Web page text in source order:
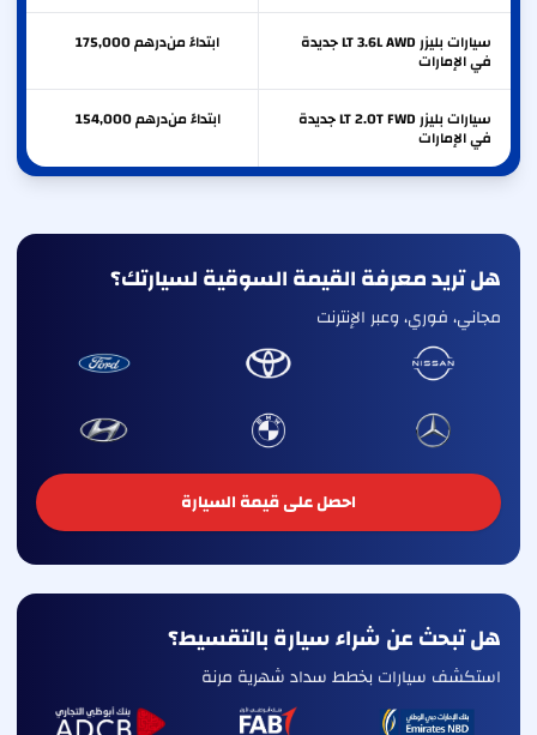
سيارات بليزر LT 3.6L AWD جديدة
في الإمارات
ابتداءً من 175,000درهم
سيارات بليزر LT 2.0T FWD جديدة
في الإمارات
ابتداءً من 154,000درهم
هل تريد معرفة القيمة السوقية لسيارتك؟
مجاني، فوري، وعبر الإنترنت
احصل على قيمة السيارة
هل تبحث عن شراء سيارة بالتقسيط؟
استكشف سيارات بخطط سداد شهرية مرنة